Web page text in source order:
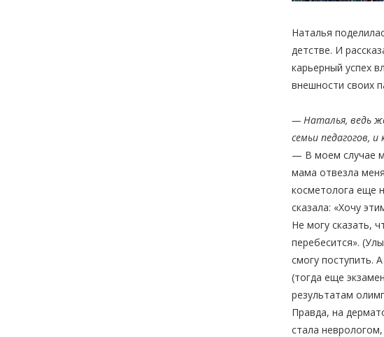
Наталья
детстве. И
карьерный успех
внешности своих
— Наталья, ведь
семьи педагогов,
— В моем случае
мама отвезла
косметолога еще
сказала: «Хочу
Не могу сказать,
перебесится».
смогу поступить.
(тогда еще
результатам
Правда, на
стала